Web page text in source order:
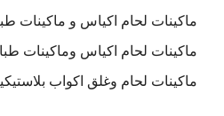
ماكينات لحام اكياس و ماكينات
ماكينات لحام اكياس وماكينات
ماكينات لحام وغلق اكواب